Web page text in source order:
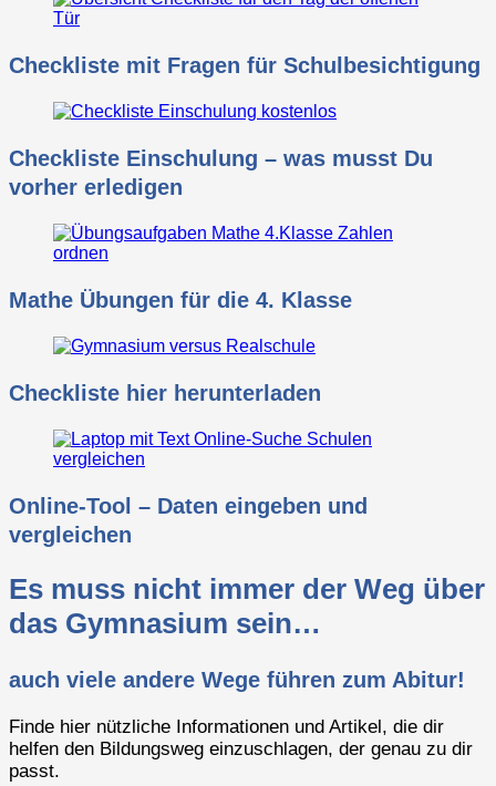
Checkliste mit Fragen für Schulbesichtigung
Checkliste Einschulung – was musst Du
vorher erledigen
Mathe Übungen für die 4. Klasse
Checkliste hier herunterladen
Online-Tool – Daten eingeben und
vergleichen
Es muss nicht immer der Weg über
das Gymnasium sein…
auch viele andere Wege führen zum Abitur!
Finde hier nützliche Informationen und Artikel, die dir
helfen den Bildungsweg einzuschlagen, der genau zu dir
passt.